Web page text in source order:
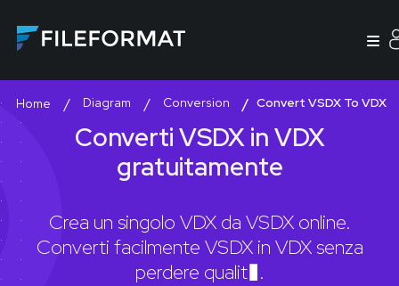
Home Diagram Conversion Convert VSDX To VDX
Converti VSDX in VDX
gratuitamente
Crea un singolo VDX da VSDX online.
Converti facilmente VSDX in VDX senza
perdere qualit�.